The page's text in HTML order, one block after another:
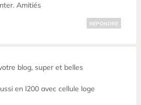
Amitiés
RÉPONDRE
blog, super et belles
en l200 avec cellule loge